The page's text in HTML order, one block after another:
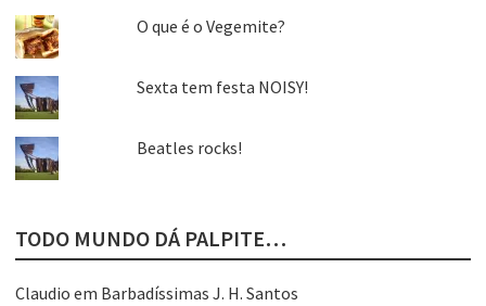
O que é o Vegemite?
Sexta tem festa NOISY!
Beatles rocks!
TODO MUNDO DÁ PALPITE…
Claudio em Barbadíssimas J. H. Santos